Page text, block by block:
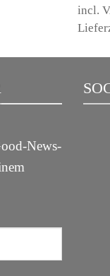
incl.
News-